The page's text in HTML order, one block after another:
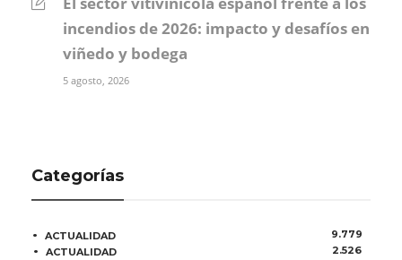
incendios de 2026: impacto y desafíos en
viñedo y bodega
5 agosto, 2026
Categorías
ACTUALIDAD
9.779
ACTUALIDAD
2.526